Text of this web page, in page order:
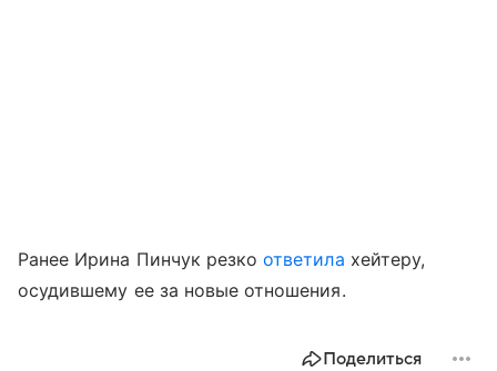
Ранее Ирина Пинчук резкоответила хейтеру,
осудившему ее за новые отношения.
Поделиться